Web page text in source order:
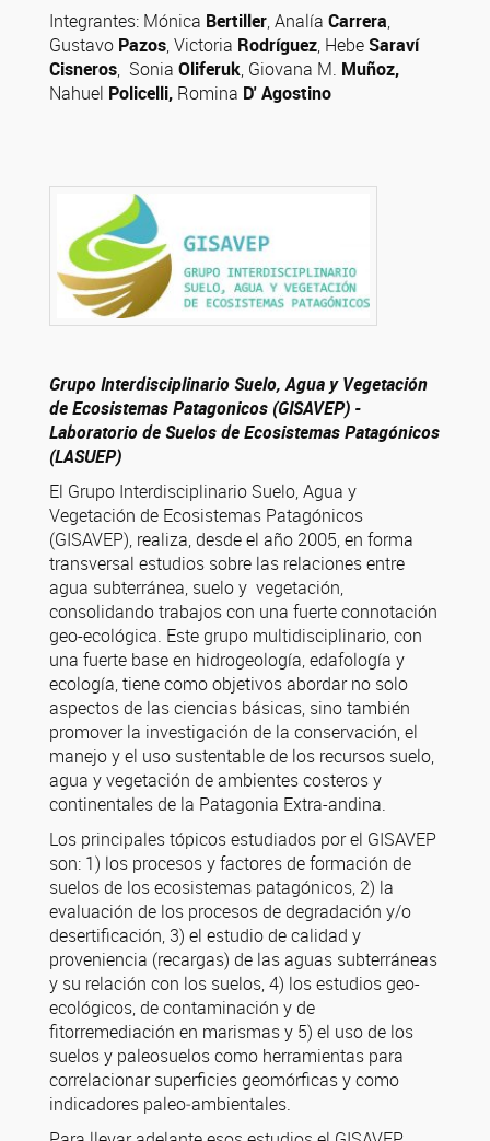
Integrantes: Mónica Bertiller, Analía Carrera,
Gustavo Pazos, Victoria Rodríguez, Hebe Saraví
Cisneros, Sonia Oliferuk, Giovana M. Muñoz,
Nahuel Policelli, Romina D' Agostino
Grupo Interdisciplinario Suelo, Agua y Vegetación
de Ecosistemas Patagonicos (GISAVEP) -
Laboratorio de Suelos de Ecosistemas Patagónicos
(LASUEP)
El Grupo Interdisciplinario Suelo, Agua y
Vegetación de Ecosistemas Patagónicos
(GISAVEP), realiza, desde el año 2005, en forma
transversal estudios sobre las relaciones entre
agua subterránea, suelo y vegetación,
consolidando trabajos con una fuerte connotación
geo-ecológica. Este grupo multidisciplinario, con
una fuerte base en hidrogeología, edafología y
ecología, tiene como objetivos abordar no solo
aspectos de las ciencias básicas, sino también
promover la investigación de la conservación, el
manejo y el uso sustentable de los recursos suelo,
agua y vegetación de ambientes costeros y
continentales de la Patagonia Extra-andina.
Los principales tópicos estudiados por el GISAVEP
son: 1) los procesos y factores de formación de
suelos de los ecosistemas patagónicos, 2) la
evaluación de los procesos de degradación y/o
desertificación, 3) el estudio de calidad y
proveniencia (recargas) de las aguas subterráneas
y su relación con los suelos, 4) los estudios geo-
ecológicos, de contaminación y de
fitorremediación en marismas y 5) el uso de los
suelos y paleosuelos como herramientas para
correlacionar superficies geomórficas y como
indicadores paleo‐ambientales.